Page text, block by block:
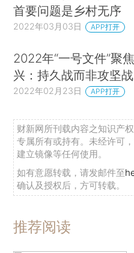
首要问题是乡村无序
2022年03月03日 APP打开
2022年“一号文件”聚
兴：持久战而非攻坚战
2022年02月23日 APP打开
财新网所刊载内容之知识产
专属所有或持有。未经许可
建立镜像等任何使用。
如有意愿转载，请发邮件至
确认及授权后，方可转载。
推荐阅读